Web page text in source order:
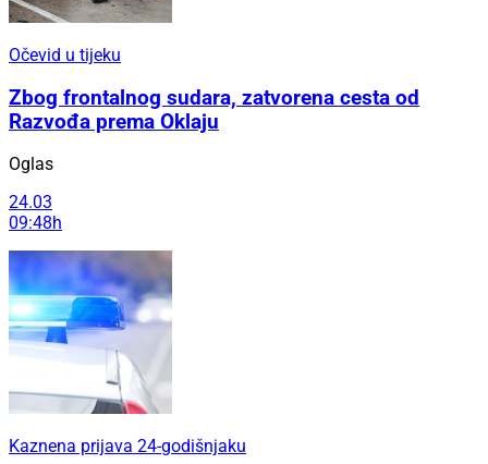
Očevid u tijeku
Zbog frontalnog sudara, zatvorena cesta od
Razvođa prema Oklaju
Oglas
24.03
09:48h
Kaznena prijava 24-godišnjaku